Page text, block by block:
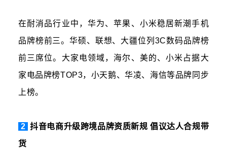
在耐消品行业中，华为、苹果、小米稳居新潮手机
品牌榜前三。华硕、联想、大疆位列3C数码品牌榜
前三席位。大家电领域，海尔、美的、小米占据大
家电品牌榜TOP3，小天鹅、华凌、海信等品牌同步
上榜。
2 抖音电商升级跨境品牌资质新规 倡议达人合规带
货